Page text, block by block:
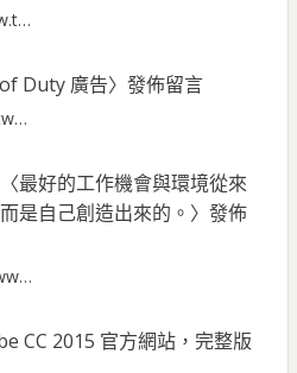
Duty 廣告〉發佈留言
最好的工作機會與環境從來
是自己創造出來的。 〉發佈
CC 2015 官方網站，完整版